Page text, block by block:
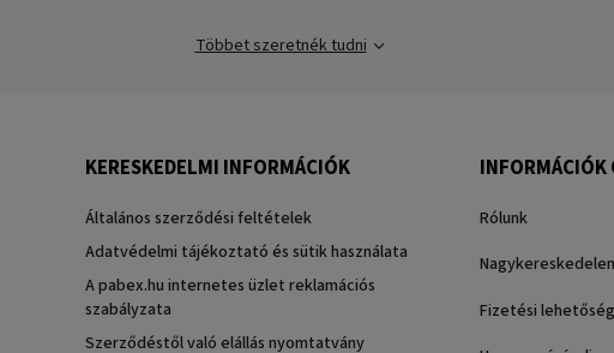
Többet szeretnék tudni
KERESKEDELMI INFORMÁCIÓK
Általános szerződési feltételek
Adatvédelmi tájékoztató és sütik használata
A pabex.hu internetes üzlet reklamációs
szabályzata
Szerződéstől való elállás nyomtatvány
INFORMÁCIÓK
Rólunk
Fizetési